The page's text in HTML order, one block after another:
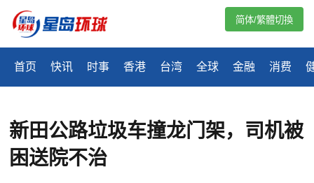
首页 快讯 时事 香港 台湾 全球 金融 消费
简体/繁體切換
新田公路垃圾车撞龙门架，司机被
困送院不治